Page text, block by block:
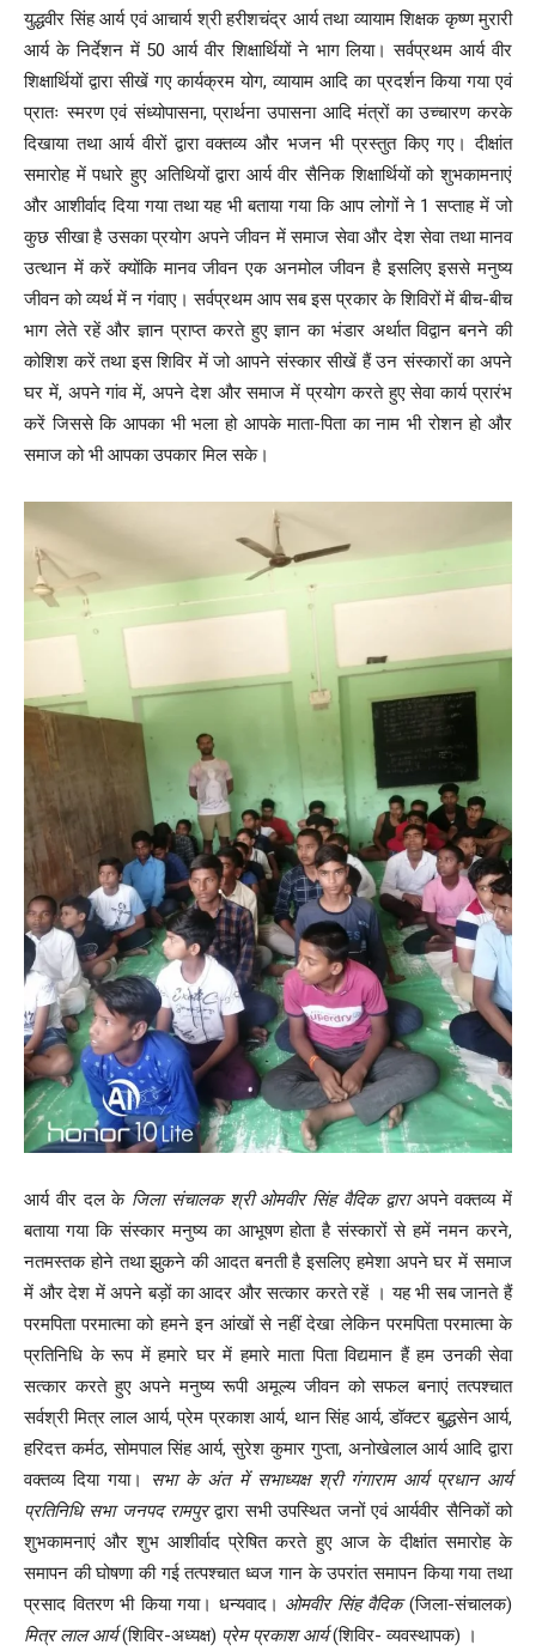
युद्धवीर सिंह आर्य एवं आचार्य श्री हरीशचंद्र आर्य तथा व्यायाम शिक्षक कृष्ण मुरारी
आर्य के निर्देशन में 50 आर्य वीर शिक्षार्थियों ने भाग लिया। सर्वप्रथम आर्य वीर
शिक्षार्थियों द्वारा सीखें गए कार्यक्रम योग, व्यायाम आदि का प्रदर्शन किया गया एवं
प्रातः स्मरण एवं संध्योपासना, प्रार्थना उपासना आदि मंत्रों का उच्चारण करके
दिखाया तथा आर्य वीरों द्वारा वक्तव्य और भजन भी प्रस्तुत किए गए। दीक्षांत
समारोह में पधारे हुए अतिथियों द्वारा आर्य वीर सैनिक शिक्षार्थियों को शुभकामनाएं
और आशीर्वाद दिया गया तथा यह भी बताया गया कि आप लोगों ने 1 सप्ताह में जो
कुछ सीखा है उसका प्रयोग अपने जीवन में समाज सेवा और देश सेवा तथा मानव
उत्थान में करें क्योंकि मानव जीवन एक अनमोल जीवन है इसलिए इससे मनुष्य
जीवन को व्यर्थ में न गंवाए। सर्वप्रथम आप सब इस प्रकार के शिविरों में बीच-बीच
भाग लेते रहें और ज्ञान प्राप्त करते हुए ज्ञान का भंडार अर्थात विद्वान बनने की
कोशिश करें तथा इस शिविर में जो आपने संस्कार सीखें हैं उन संस्कारों का अपने
घर में, अपने गांव में, अपने देश और समाज में प्रयोग करते हुए सेवा कार्य प्रारंभ
करें जिससे कि आपका भी भला हो आपके माता-पिता का नाम भी रोशन हो और
समाज को भी आपका उपकार मिल सके।
आर्य वीर दल के जिला संचालक श्री ओमवीर सिंह वैदिक द्वाराअपने वक्तव्य में
बताया गया कि संस्कार मनुष्य का आभूषण होता है संस्कारों से हमें नमन करने,
नतमस्तक होने तथा झुकने की आदत बनती है इसलिए हमेशा अपने घर में समाज
में और देश में अपने बड़ों का आदर और सत्कार करते रहें । यह भी सब जानते हैं
परमपिता परमात्मा को हमने इन आंखों से नहीं देखा लेकिन परमपिता परमात्मा के
प्रतिनिधि के रूप में हमारे घर में हमारे माता पिता विद्यमान हैं हम उनकी सेवा
सत्कार करते हुए अपने मनुष्य रूपी अमूल्य जीवन को सफल बनाएं तत्पश्चात
सर्वश्री मित्र लाल आर्य, प्रेम प्रकाश आर्य, थान सिंह आर्य, डॉक्टर बुद्धसेन आर्य,
हरिदत्त कर्मठ, सोमपाल सिंह आर्य, सुरेश कुमार गुप्ता, अनोखेलाल आर्य आदि द्वारा
वक्तव्य दिया गया। सभा के अंत में सभाध्यक्ष श्री गंगाराम आर्य प्रधान आर्य
प्रतिनिधि सभा जनपद रामपुरद्वारा सभी उपस्थित जनों एवं आर्यवीर सैनिकों को
शुभकामनाएं और शुभ आशीर्वाद प्रेषित करते हुए आज के दीक्षांत समारोह के
समापन की घोषणा की गई तत्पश्चात ध्वज गान के उपरांत समापन किया गया तथा
प्रसाद वितरण भी किया गया। धन्यवाद। ओमवीर सिंह वैदिक(जिला-संचालक)
मित्र लाल आर्य(शिविर-अध्यक्ष) प्रेम प्रकाश आर्य(शिविर- व्यवस्थापक) ।